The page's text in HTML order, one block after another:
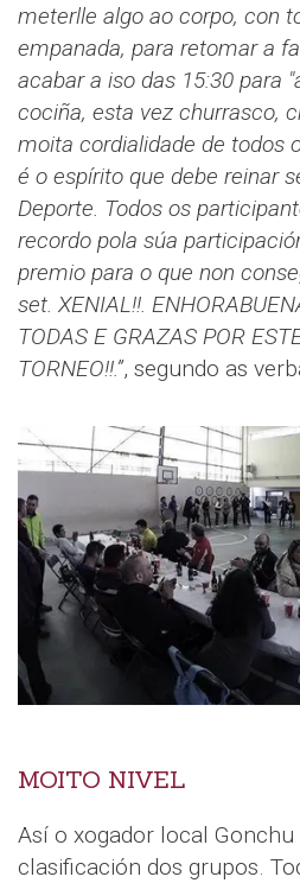
meterlle algo ao corpo, con
empanada, para retomar a
acabar a iso das 15:30 para
cociña, esta vez churrasco,
moita cordialidade de todos
é o espírito que debe reinar
Deporte. Todos os
recordo pola súa
premio para o que non
set. XENIAL!!.
TODAS E GRAZAS POR
TORNEO!!.”, segundo as
MOITO NIVEL
Así o xogador local
clasificación dos grupos.